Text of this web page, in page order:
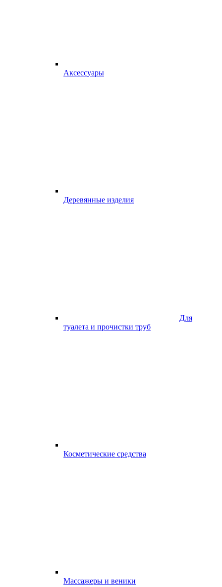
Аксессуары
Деревянные изделия
Для
туалета и прочистки труб
Косметические средства
Массажеры и веники